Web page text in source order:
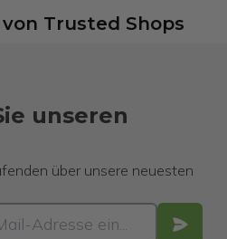
von Trusted Shops
unseren
über unsere neuesten